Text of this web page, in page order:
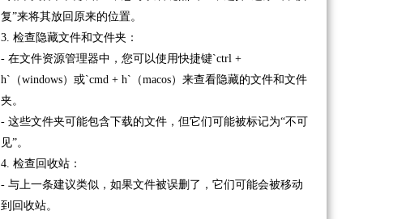
复”来将其放回原来的位置。
3. 检查隐藏文件和文件夹：
- 在文件资源管理器中，您可以使用快捷键`ctrl +
h`（windows）或`cmd + h`（macos）来查看隐藏的文件和文件
夹。
- 这些文件夹可能包含下载的文件，但它们可能被标记为“不可
见”。
4. 检查回收站：
- 与上一条建议类似，如果文件被误删了，它们可能会被移动
到回收站。